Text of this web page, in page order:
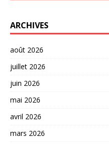
ARCHIVES
août 2026
juillet 2026
juin 2026
mai 2026
avril 2026
mars 2026